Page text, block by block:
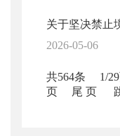
关于坚决禁止
2026-05-06
共564条 1/
页
尾 页